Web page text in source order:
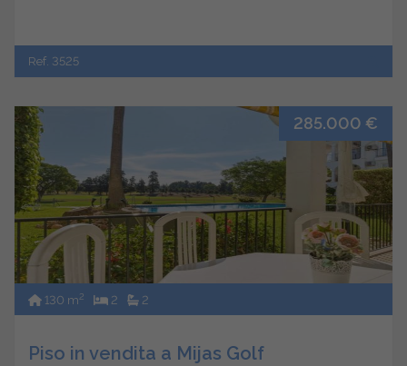
Ref. 3525
285.000 €
130 m2 2 2
Piso in vendita a Mijas Golf